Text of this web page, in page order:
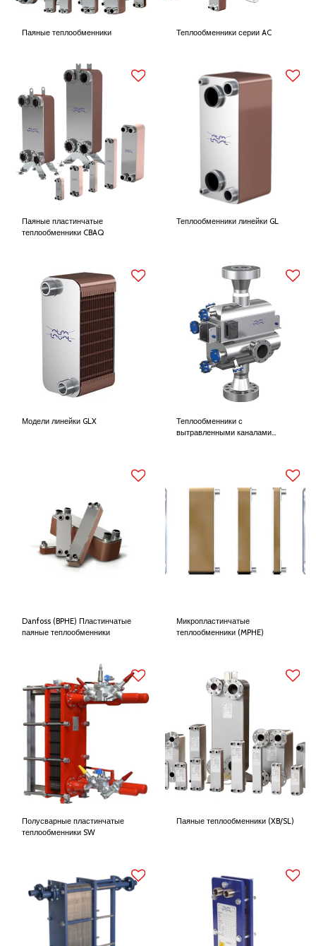
Паяные теплообменники Теплообменники серии AC
Паяные пластинчатые
теплообменники CBAQ
Теплообменники линейки GL
Модели линейки GLX
Теплообменники с
вытравленными каналами
Danfoss (BPHE) Пластинчатые
паяные теплообменники
Микропластинчатые
теплообменники (MPHE)
Полусварные пластинчатые
теплообменники SW
Паяные теплообменники (XB/SL)